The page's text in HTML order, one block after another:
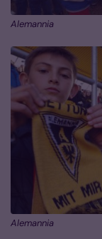
Alemannia
Alemannia